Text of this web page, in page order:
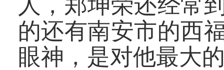
人，郑坤荣还经常
的还有南安市的西
眼神，是对他最大